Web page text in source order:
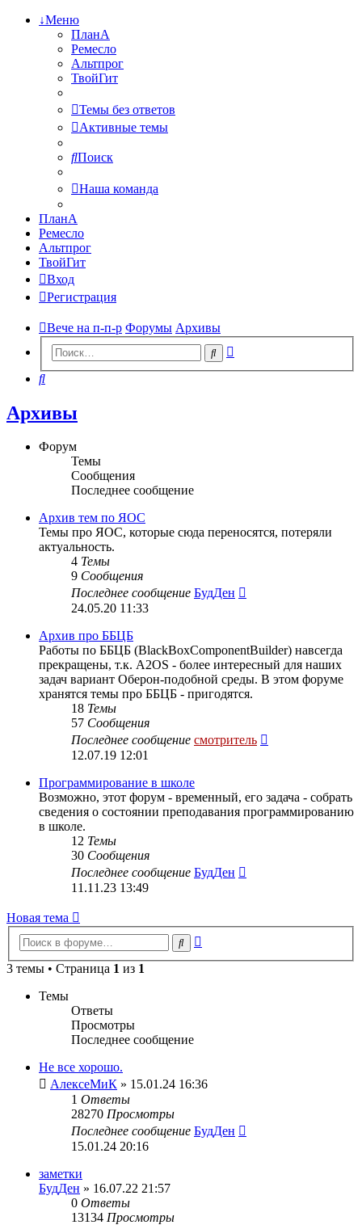
↓Меню
ПланА
Ремесло
Альтпрог
ТвойГит
Темы без ответов
Активные темы
Поиск
Наша команда
ПланА
Ремесло
Альтпрог
ТвойГит
Вход
Регистрация
Вече на п-п-р Форумы Архивы
Поиск
Поиск
Архивы
Форум
Темы
Сообщения
Последнее сообщение
Архив тем по ЯОС
Темы про ЯОС, которые сюда переносятся, потеряли
актуальность.
4 Темы
9 Сообщения
Последнее сообщение БудДен
24.05.20 11:33
Архив про ББЦБ
Работы по ББЦБ (BlackBoxComponentBuilder) навсегда
прекращены, т.к. A2OS - более интересный для наших
задач вариант Оберон-подобной среды. В этом форуме
хранятся темы про ББЦБ - пригодятся.
18 Темы
57 Сообщения
Последнее сообщение смотритель
12.07.19 12:01
Программирование в школе
Возможно, этот форум - временный, его задача - собрать
сведения о состоянии преподавания программированию
в школе.
12 Темы
30 Сообщения
Последнее сообщение БудДен
11.11.23 13:49
Новая тема
Поиск
3 темы • Страница 1 из 1
Темы
Ответы
Просмотры
Последнее сообщение
Не все хорошо.
АлексеМиК » 15.01.24 16:36
1 Ответы
28270 Просмотры
Последнее сообщение БудДен
15.01.24 20:16
заметки
БудДен » 16.07.22 21:57
0 Ответы
13134 Просмотры